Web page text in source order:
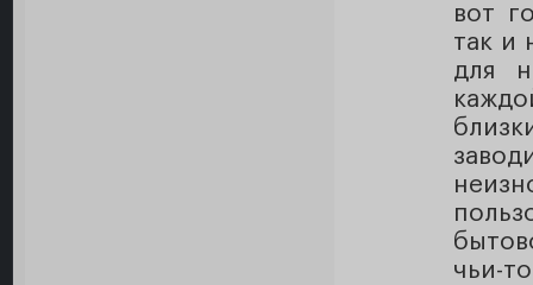
вот
так и
для
чьи-